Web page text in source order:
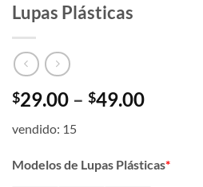
Lupas Plásticas
$29.00 – $49.00Price
through
$49.00
vendido: 15
*
Modelos de Lupas Plásticas